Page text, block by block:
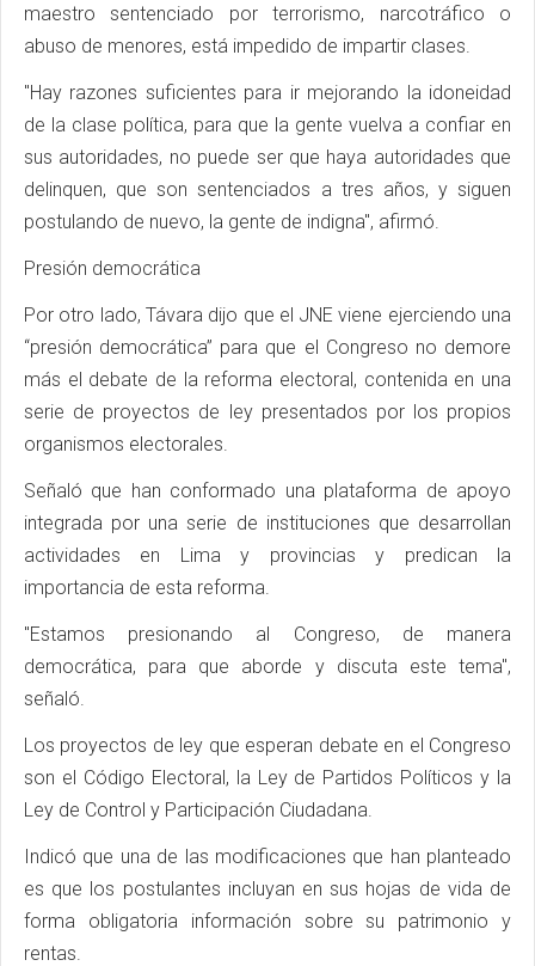
maestro sentenciado por terrorismo, narcotráfico o
abuso de menores, está impedido de impartir clases.
"Hay razones suficientes para ir mejorando la idoneidad
de la clase política, para que la gente vuelva a confiar en
sus autoridades, no puede ser que haya autoridades que
delinquen, que son sentenciados a tres años, y siguen
postulando de nuevo, la gente de indigna", afirmó.
Presión democrática
Por otro lado, Távara dijo que el JNE viene ejerciendo una
“presión democrática” para que el Congreso no demore
más el debate de la reforma electoral, contenida en una
serie de proyectos de ley presentados por los propios
organismos electorales.
Señaló que han conformado una plataforma de apoyo
integrada por una serie de instituciones que desarrollan
actividades en Lima y provincias y predican la
importancia de esta reforma.
"Estamos presionando al Congreso, de manera
democrática, para que aborde y discuta este tema",
señaló.
Los proyectos de ley que esperan debate en el Congreso
son el Código Electoral, la Ley de Partidos Políticos y la
Ley de Control y Participación Ciudadana.
Indicó que una de las modificaciones que han planteado
es que los postulantes incluyan en sus hojas de vida de
forma obligatoria información sobre su patrimonio y
rentas.